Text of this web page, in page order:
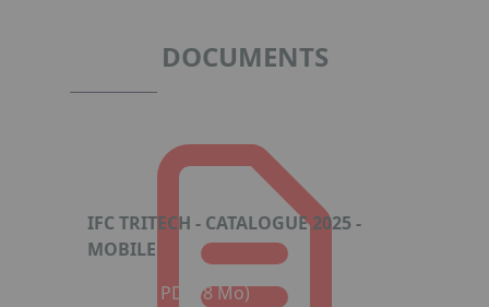
DOCUMENTS
IFC TRITECH - CATALOGUE 2025 -
MOBILE
Format : PDF (8 Mo)